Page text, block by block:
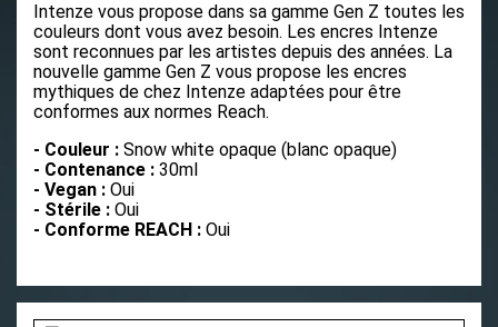
Intenze vous propose dans sa gamme Gen Z toutes les
couleurs dont vous avez besoin. Les encres Intenze
sont reconnues par les artistes depuis des années. La
nouvelle gamme Gen Z vous propose les encres
mythiques de chez Intenze adaptées pour être
conformes aux normes Reach.
- Couleur : Snow white opaque (blanc opaque)
- Contenance : 30ml
- Vegan : Oui
- Stérile : Oui
- Conforme REACH : Oui